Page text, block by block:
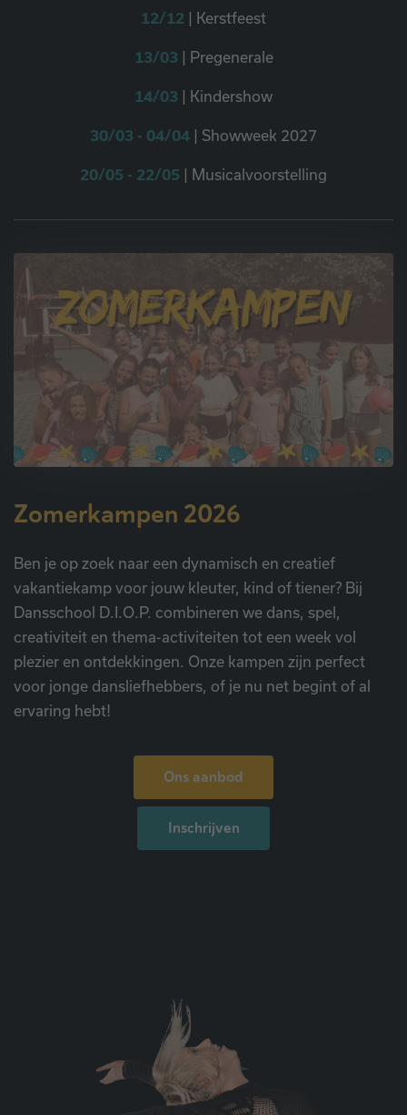
12/12 | Kerstfeest
13/03 | Pregenerale
14/03 | Kindershow
30/03 - 04/04 | Showweek 2027
20/05 - 22/05 | Musicalvoorstelling
Zomerkampen 2026
Ben je op zoek naar een dynamisch en creatief
vakantiekamp voor jouw kleuter, kind of tiener? Bij
Dansschool D.I.O.P. combineren we dans, spel,
creativiteit en thema-activiteiten tot een week vol
plezier en ontdekkingen. Onze kampen zijn perfect
voor jonge dansliefhebbers, of je nu net begint of al
ervaring hebt!
Ons aanbod
Inschrijven